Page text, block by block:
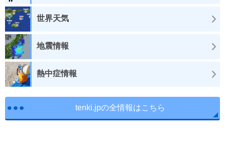
世界天気
地震情報
熱中症情報
tenki.jpの全情報はこちら